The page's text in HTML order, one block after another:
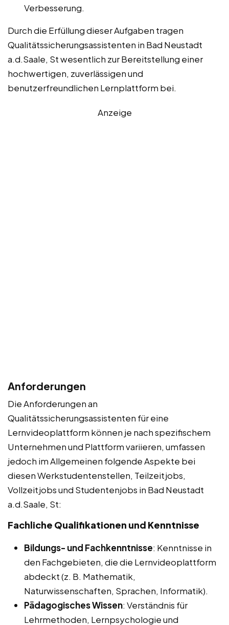
Verbesserung.
Durch die Erfüllung dieser Aufgaben tragen
Qualitätssicherungsassistenten in Bad Neustadt
a.d.Saale, St wesentlich zur Bereitstellung einer
hochwertigen, zuverlässigen und
benutzerfreundlichen Lernplattform bei.
Anzeige
Anforderungen
Die Anforderungen an
Qualitätssicherungsassistenten für eine
Lernvideoplattform können je nach spezifischem
Unternehmen und Plattform variieren, umfassen
jedoch im Allgemeinen folgende Aspekte bei
diesen Werkstudentenstellen, Teilzeitjobs,
Vollzeitjobs und Studentenjobs in Bad Neustadt
a.d.Saale, St:
Fachliche Qualifikationen und Kenntnisse
Bildungs- und Fachkenntnisse: Kenntnisse in
den Fachgebieten, die die Lernvideoplattform
abdeckt (z. B. Mathematik,
Naturwissenschaften, Sprachen, Informatik).
Pädagogisches Wissen: Verständnis für
Lehrmethoden, Lernpsychologie und